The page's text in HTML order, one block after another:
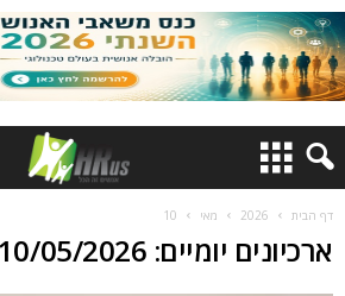
דף הבית 2026 מאי 10
ארכיונים יומיים: 10/05/2026